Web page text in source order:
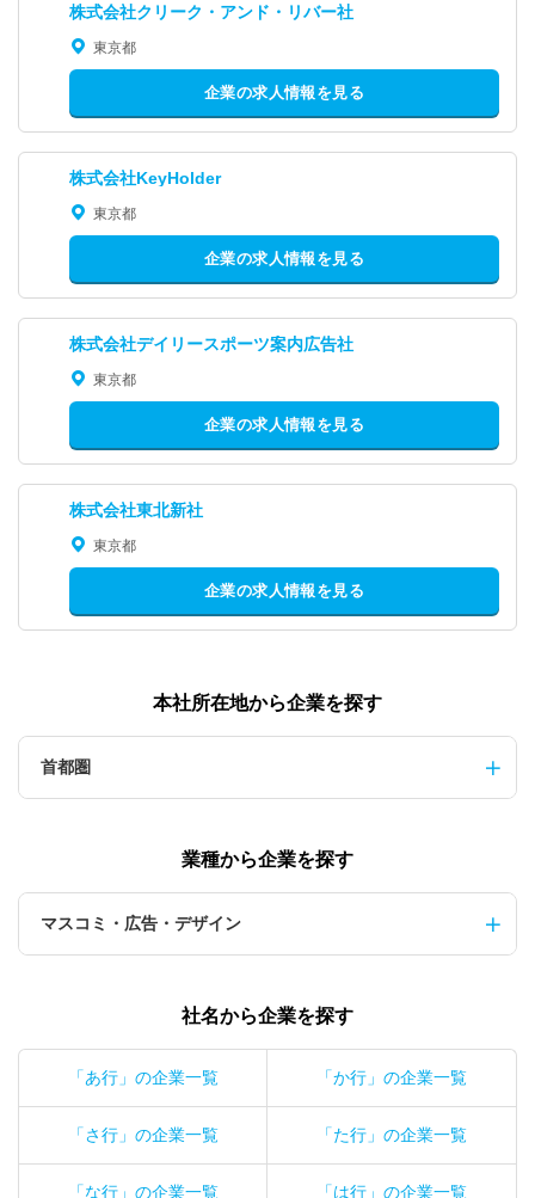
株式会社クリーク・アンド・リバー社
東京都
企業の求人情報を見る
株式会社KeyHolder
東京都
企業の求人情報を見る
株式会社デイリースポーツ案内広告社
東京都
企業の求人情報を見る
株式会社東北新社
東京都
企業の求人情報を見る
本社所在地から企業を探す
首都圏
業種から企業を探す
マスコミ・広告・デザイン
社名から企業を探す
「あ行」の企業一覧 「か行」の企業一覧
「さ行」の企業一覧 「た行」の企業一覧
「な行」の企業一覧 「は行」の企業一覧